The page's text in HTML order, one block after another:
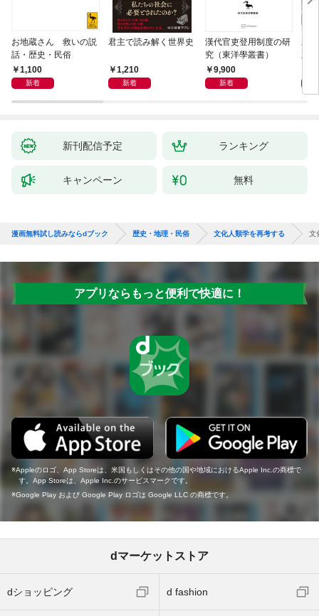
お地蔵さん 救いの説
話・歴史・民俗
1,100
新着
君主で読み解く世界史
1,210
新着
漢代官吏登用制度の研
究（東洋學叢書）
9,900
新着
親
直
新刊配信予定 ランキング
キャンペーン 無料
漫画無料試し読みならdブック 歴史・地理・民俗 文化人類学を再考する 文
アプリならもっと便利で快適に！
Appleのロゴ、App Storeは、米国もしくはその他の国や地域におけるApple Inc.の商標で
す。App Storeは、Apple Inc.のサービスマークです。
Google Play および Google Play ロゴは Google LLC の商標です。
dマーケットストア
dショッピング d fashion